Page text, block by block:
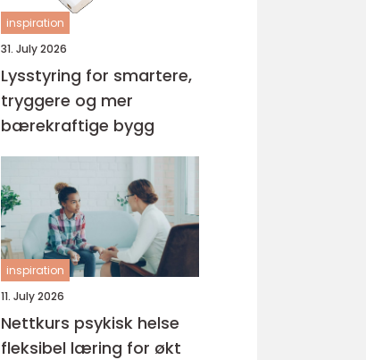
inspiration
31. July 2026
Lysstyring for smartere,
tryggere og mer
bærekraftige bygg
inspiration
11. July 2026
Nettkurs psykisk helse
fleksibel læring for økt